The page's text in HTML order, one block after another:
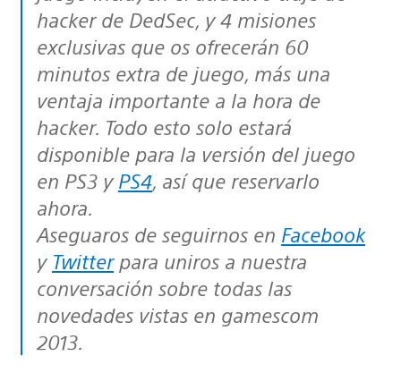
hacker de DedSec, y 4 misiones
exclusivas que os ofrecerán 60
minutos extra de juego, más una
ventaja importante a la hora de
hacker. Todo esto solo estará
disponible para la versión del juego
en PS3 y PS4, así que reservarlo
ahora.
Aseguaros de seguirnos en Facebook
y Twitterpara uniros a nuestra
conversación sobre todas las
novedades vistas en gamescom
2013.